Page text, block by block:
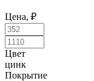
Цена, ₽
Цвет
Цвет
цинк
Покрытие